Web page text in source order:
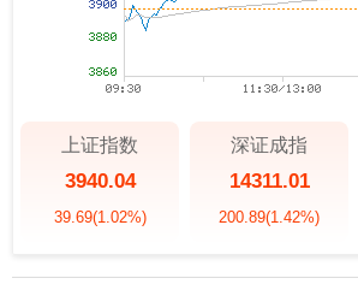
上证指数
3940.04
39.69(1.02%)
深证成指
14311.01
200.89(1.42%)